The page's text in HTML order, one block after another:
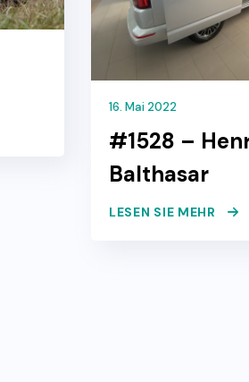
16. Mai 2022
#1528 –
Balthasar
LESEN SIE MEHR